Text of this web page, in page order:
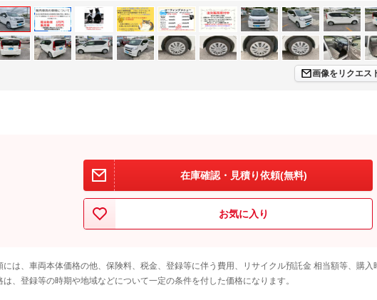
画像をリクエス
在庫確認・見積り依頼(無料)
お気に入り
には、車両本体価格の他、保険料、税金、登録等に伴う費用、リサイクル預託金 相当額等、購入
は、登録等の時期や地域などについて一定の条件を付した価格になります。